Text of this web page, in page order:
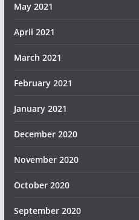
May 2021
April 2021
March 2021
February 2021
January 2021
December 2020
November 2020
October 2020
September 2020